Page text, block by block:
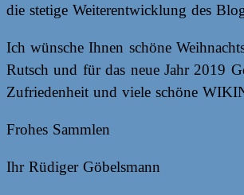
die stetige Weiterentwicklung des
Ich wünsche Ihnen schöne
Rutsch und für das neue Jahr 2019
Zufriedenheit und viele schöne
Frohes Sammlen
Ihr Rüdiger Göbelsmann